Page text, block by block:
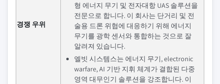
경쟁 우위
형 에너지 무기 및 전자대항 UAS 솔루션을
전문으로 합니다. 이 회사는 단거리 및 전
술용 드론 위협에 대응하기 위해 에너지
무기를 광학 센서와 통합하는 것으로 잘
알려져 있습니다.
엘빗 시스템스는 에너지 무기, electronic
warfare, AI 기반 지휘 체계가 결합된 다중
영역 대무인기 솔루션을 강조합니다. 이